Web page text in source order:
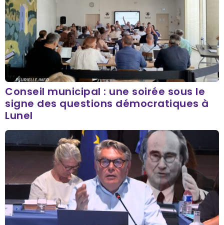
Conseil municipal : une soirée sous le
signe des questions démocratiques à
Lunel